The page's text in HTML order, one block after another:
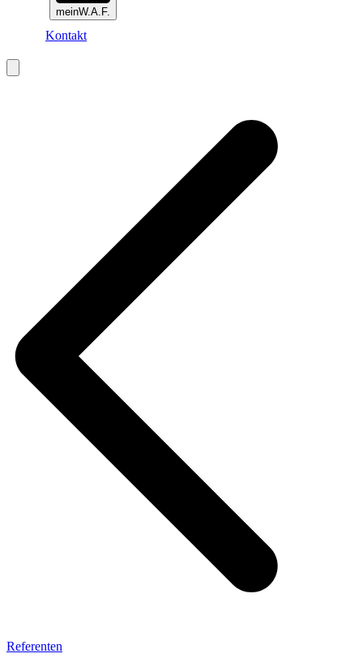
meinW.A.F.
Kontakt
Referenten